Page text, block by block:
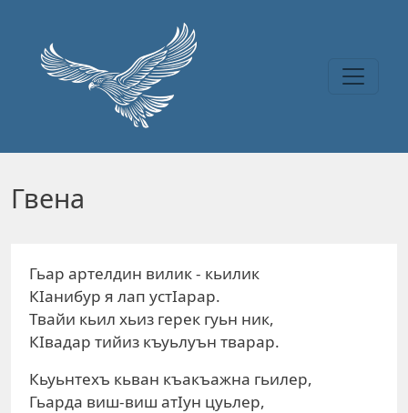
Гвена
Гьар артелдин вилик - кьилик
КIанибур я лап yстIapap.
Твайи кьил хьиз герек гуьн ник,
КIвадар тийиз къуьлуън твapap.
Кьуьнтехъ кьван къакъажна гьилер,
Гьарда виш-виш атIун цуьлер,